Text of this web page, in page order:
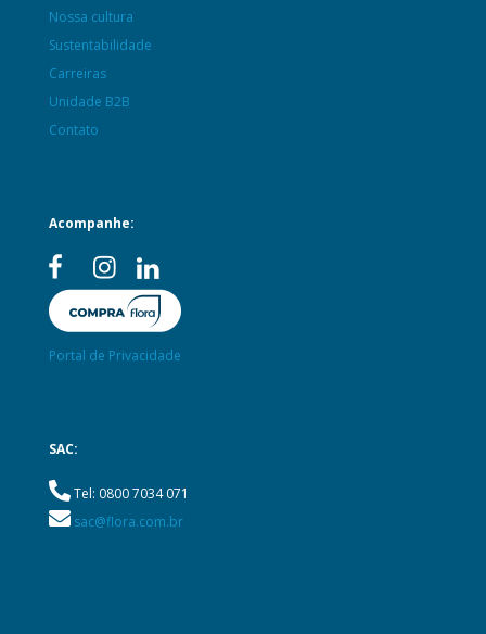
Nossa cultura
Sustentabilidade
Carreiras
Unidade B2B
Contato
Acompanhe:
Portal de Privacidade
SAC:
Tel: 0800 7034 071
sac@flora.com.br